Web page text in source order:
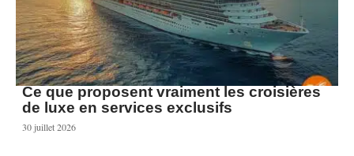
Ce que proposent vraiment les croisières
de luxe en services exclusifs
30 juillet 2026